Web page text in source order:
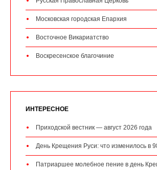
Московская городская Епархия
Восточное Викариатство
Воскресенское благочиние
ИНТЕРЕСНОЕ
Приходской вестник — август 2026 года
День Крещения Руси: что изменилось в
Патриаршее молебное пение в день